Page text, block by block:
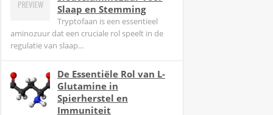
Slaap en Stemming
Tryptofaan is een essentieel
aminozuur dat een cruciale rol speelt in de
regulatie van slaap...
De Essentiële Rol van L-
Glutamine in
Spierherstel en
Immuniteit